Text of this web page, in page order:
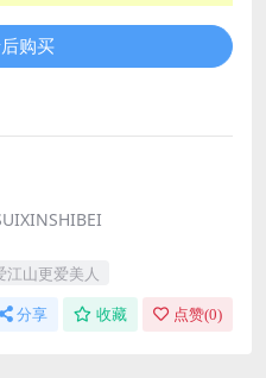
购买
江山更爱美人
分享 收藏 点赞(0)